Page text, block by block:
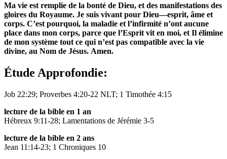
Ma vie est remplie de la bonté de Dieu, et des manifestations des
gloires du Royaume. Je suis vivant pour Dieu—esprit, âme et
corps. C’est pourquoi, la maladie et l’infirmité n’ont aucune
place dans mon corps, parce que l’Esprit vit en moi, et Il élimine
de mon système tout ce qui n’est pas compatible avec la vie
divine, au Nom de Jésus. Amen.
Étude Approfondie:
Job 22:29; Proverbes 4:20-22 NLT; 1 Timothée 4:15
lecture de la bible en 1 an
Hébreux 9:11-28; Lamentations de Jérémie 3-5
lecture de la bible en 2 ans
Jean 11:14-23; 1 Chroniques 10